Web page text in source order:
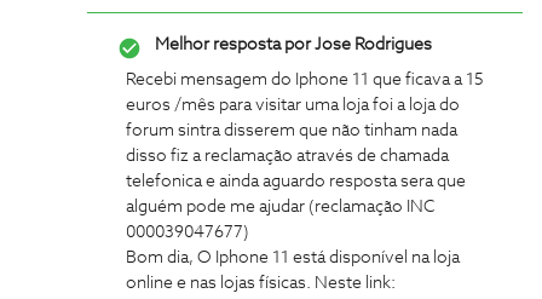
Melhor resposta porJose Rodrigues
Recebi mensagem do Iphone 11 que ficava a 15
euros /mês para visitar uma loja foi a loja do
forum sintra disserem que não tinham nada
disso fiz a reclamação através de chamada
telefonica e ainda aguardo resposta sera que
alguém pode me ajudar (reclamação INC
000039047677)
Bom dia, O Iphone 11 está disponível na loja
online e nas lojas físicas. Neste link: